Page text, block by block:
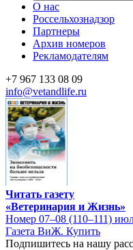
О нас
Россельхознадзор
Партнеры
Архив номеров
Рекламодателям
+7 967 133 08 09
info@vetandlife.ru
Читать газету
«Ветеринария и Жизнь»
Номер 07–08 (110–111)
Газета ВиЖ. Купить
Подпишитесь на нашу